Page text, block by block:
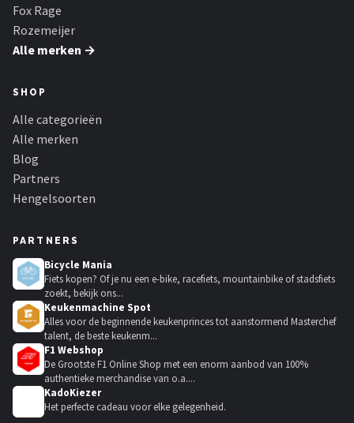
Fox Rage
Rozemeijer
Alle merken →
SHOP
Alle categorieën
Alle merken
Blog
Partners
Hengelsoorten
PARTNERS
Bicycle Mania
Fiets kopen? Of je nu een e-bike, racefiets, mountainbike of stadsfiets
zoekt, bekijk ons...
Keukenmachine Spot
Alles voor de beginnende keukenprinces tot aanstormend Masterchef
talent, de beste keukenm...
F1 Webshop
De Grootste F1 Online Shop met een enorm aanbod van 100%
authentieke merchandise van o.a....
KadoKiezer
Het perfecte cadeau voor elke gelegenheid.